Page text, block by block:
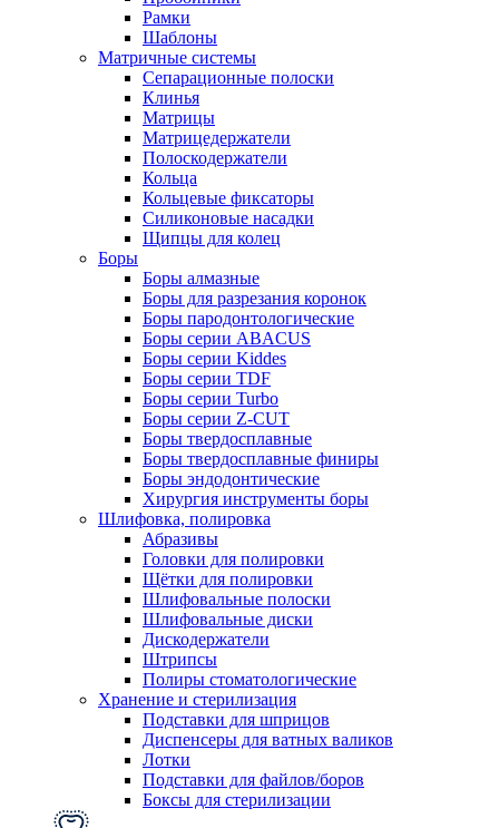
Рамки
Шаблоны
Матричные системы
Сепарационные полоски
Клинья
Матрицы
Матрицедержатели
Полоскодержатели
Кольца
Кольцевые фиксаторы
Силиконовые насадки
Щипцы для колец
Боры
Боры алмазные
Боры для разрезания коронок
Боры пародонтологические
Боры серии ABACUS
Боры серии Kiddes
Боры серии TDF
Боры серии Turbo
Боры серии Z-CUT
Боры твердосплавные
Боры твердосплавные финиры
Боры эндодонтические
Хирургия инструменты боры
Шлифовка, полировка
Абразивы
Головки для полировки
Щётки для полировки
Шлифовальные полоски
Шлифовальные диски
Дискодержатели
Штрипсы
Полиры стоматологические
Хранение и стерилизация
Подставки для шприцов
Диспенсеры для ватных валиков
Лотки
Подставки для файлов/боров
Боксы для стерилизации